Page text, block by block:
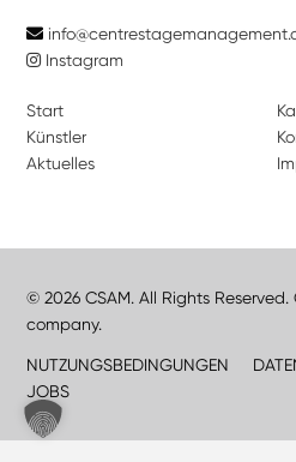
Instagram
Start
Künstler
Aktuelles
© 2026 CSAM. All Rights Reserved.
company.
NUTZUNGSBEDINGUNGEN
JOBS